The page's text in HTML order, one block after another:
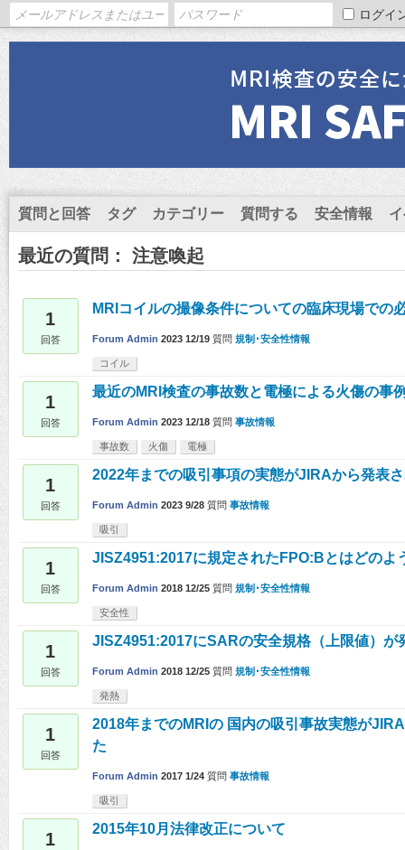
ログイ
質問と回答 タグ カテゴリー 質問する 安全情報
最近の質問： 注意喚起
1
回答
MRIコイルの撮像条件についての臨床現場での
Forum Admin 2023 12/19 質問 規制･安全性情報
コイル
1
回答
最近のMRI検査の事故数と電極による火傷の事
Forum Admin 2023 12/18 質問 事故情報
事故数 火傷 電極
1
回答
2022年までの吸引事項の実態がJIRAから発表
Forum Admin 2023 9/28 質問 事故情報
吸引
1
回答
JISZ4951:2017に規定されたFPO:Bとはどのよ
Forum Admin 2018 12/25 質問 規制･安全性情報
安全性
1
回答
JISZ4951:2017にSARの安全規格（上限値）が
Forum Admin 2018 12/25 質問 規制･安全性情報
発熱
1
回答
2018年までのMRIの 国内の吸引事故実態が
た
Forum Admin 2017 1/24 質問 事故情報
吸引
1
2015年10月法律改正について